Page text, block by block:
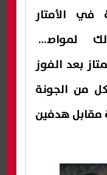
في الأمتار
لمواصلة
بعد الفوز
كل من الجونة
مقابل هدفين